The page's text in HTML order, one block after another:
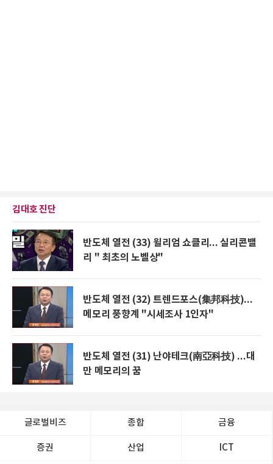
김대호 진단
반도체 열전 (33) 윌리엄 쇼클리... 실리콘밸
리 " 최초의 노벨상"
반도체 열전 (32) 트렌드포스(集邦科技)...
메모리 풍향계 "시세조사 1인자"
반도체 열전 (31) 난야테크(南亞科技) ...대
만 메모리의 꿈
글로벌비즈 종합 금융
증권 산업 ICT